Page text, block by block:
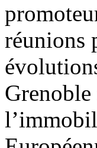
réunions